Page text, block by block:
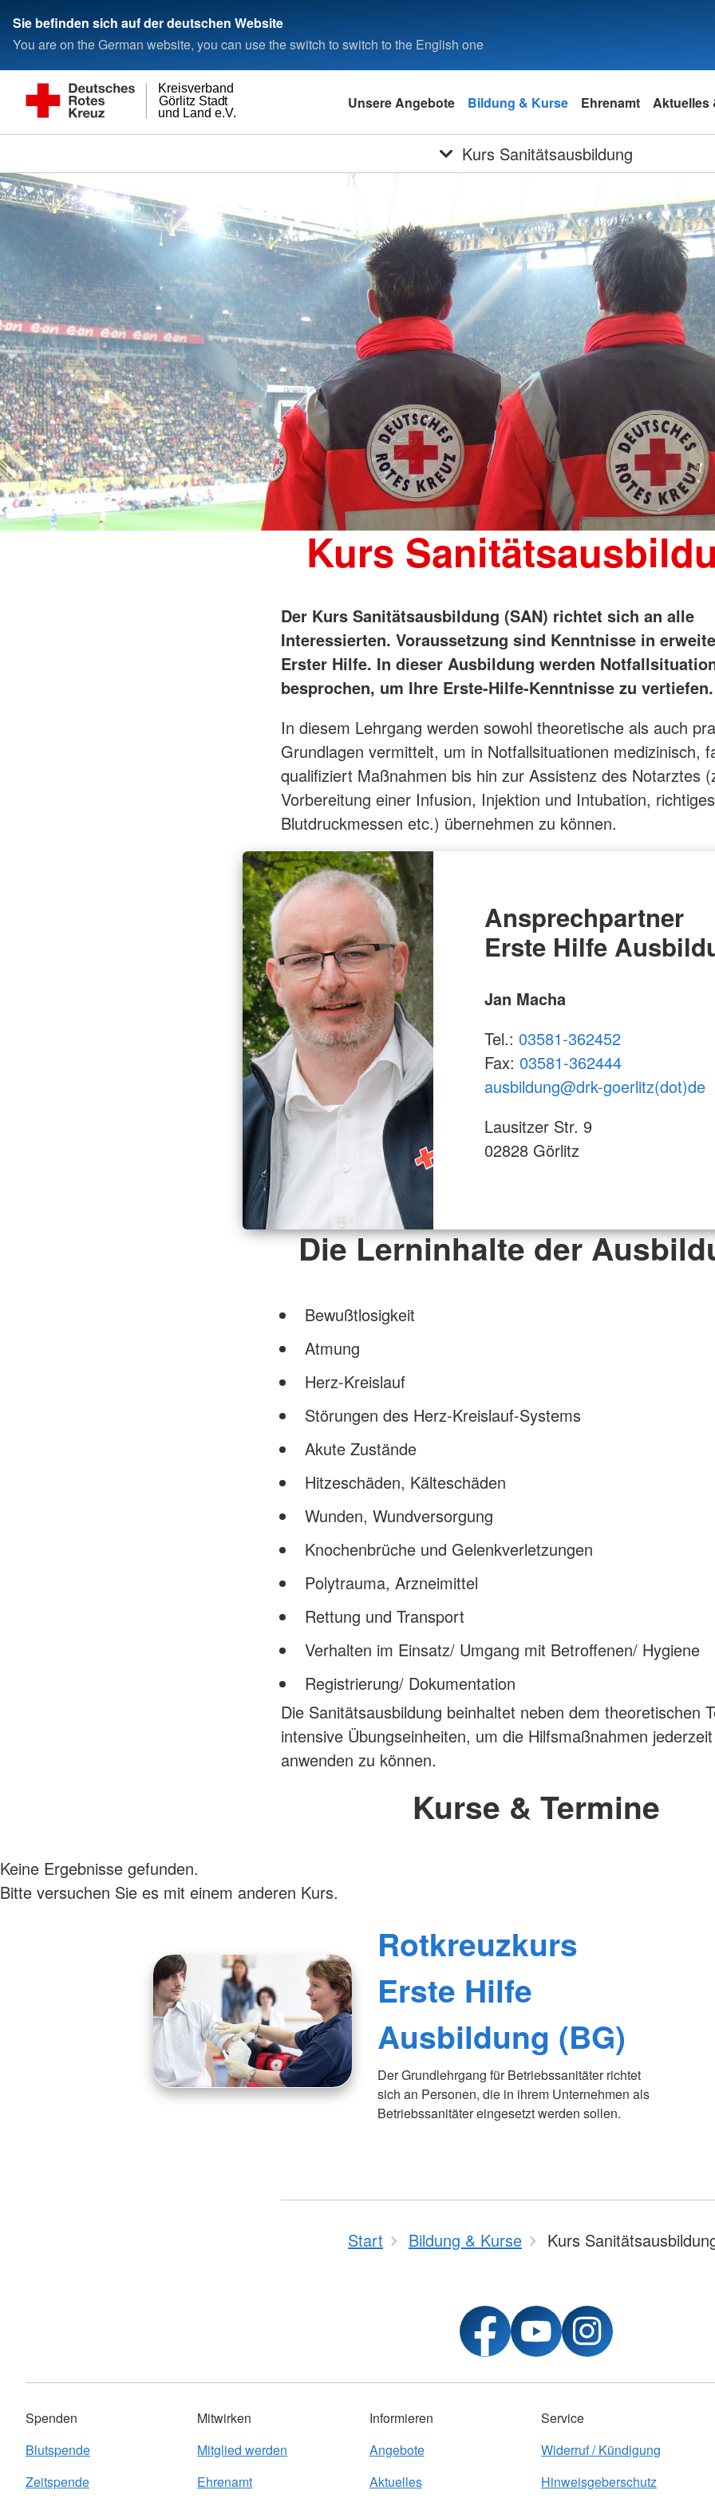
Sie befinden sich auf der deutschen Website
You are on the German website, you can use the switch to switch to the English one
und Land e.V.
Görlitz Stadt
Kreisverband
Unsere Angebote Bildung & Kurse Ehrenamt Aktuelles
Kurs Sanitätsausbildung
Kurs
Der Kurs Sanitätsausbildung (SAN) richtet sich an alle
Interessierten. Voraussetzung sind Kenntnisse in
Erster Hilfe. In dieser Ausbildung werden
besprochen, um Ihre Erste-Hilfe-Kenntnisse zu vertiefen.
In diesem Lehrgang werden sowohl theoretische als auch
Grundlagen vermittelt, um in Notfallsituationen medizinisch,
qualifiziert Maßnahmen bis hin zur Assistenz des Notarztes
Vorbereitung einer Infusion, Injektion und Intubation, richtiges
Blutdruckmessen etc.) übernehmen zu können.
Ansprechpartner
Erste Hilfe
Jan Macha
Tel.: 03581-362452
Fax: 03581-362444
ausbildung@drk-goerlitz(dot)de
Lausitzer Str. 9
02828 Görlitz
Die Lerninhalte der
Bewußtlosigkeit
Atmung
Herz-Kreislauf
Störungen des Herz-Kreislauf-Systems
Akute Zustände
Hitzeschäden, Kälteschäden
Wunden, Wundversorgung
Knochenbrüche und Gelenkverletzungen
Polytrauma, Arzneimittel
Rettung und Transport
Verhalten im Einsatz/ Umgang mit Betroffenen/ Hygiene
Registrierung/ Dokumentation
Die Sanitätsausbildung beinhaltet neben dem theoretischen
intensive Übungseinheiten, um die Hilfsmaßnahmen
anwenden zu können.
Kurse & Termine
Keine Ergebnisse gefunden.
Bitte versuchen Sie es mit einem anderen Kurs.
Rotkreuzkurs
Erste Hilfe
Ausbildung (BG)
Der Grundlehrgang für Betriebssanitäter richtet
sich an Personen, die in ihrem Unternehmen als
Betriebssanitäter eingesetzt werden sollen.
Start Bildung & Kurse Kurs
Spenden
Blutspende
Zeitspende
Mitwirken
Mitglied werden
Ehrenamt
Informieren
Angebote
Aktuelles
Service
Widerruf / Kündigung
Hinweisgeberschutz